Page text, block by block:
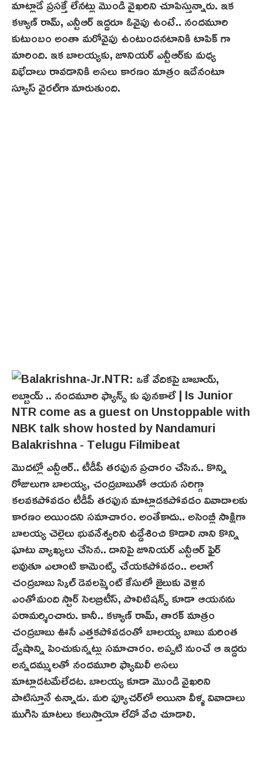
మాట్లాడే ప్రసక్తే లేనట్లు మొండి వైఖరిని చూపిస్తున్నారు. ఇక
కళ్యాణ్ రామ్, ఎన్టీఆర్ ఇద్దరూ ఓవైపు ఉంటే.. నందమూరి
కుటుంబం అంతా మరోవైపు ఉంటుంద‌న‌టానికి టాపిక్ గా
మారింది. ఇక‌ బాలయ్యకు, జూనియర్ ఎన్టీఆర్‌కు మధ్య
విభేదాలు రావడానికి అసలు కారణం మాత్రం ఇదేనంటూ
స్యూస్ వైర‌ల్‌గా మారుతుంది.
మొదట్లో ఎన్టీఆర్.. టీడీపీ తరఫున ప్రచారం చేసిన.. కొన్ని
రోజులుగా బాలయ్య, చంద్రబాబుతో ఆయన సరిగ్గా
కలవకపోవడం టీడీపీ తరఫున మాట్లాడకపోవడం వివాదాల‌కు
కార‌ణం అయిందని సమాచారం. అంతేకాదు.. అసెంబ్లీ సాక్షిగా
బాలయ్య చెల్లెలు భువనేశ్వరిని ఉద్దేశించి కొడాలి నాని కొన్ని
ఘాటు వ్యాఖ్యలు చేసిన.. దానిపై జూనియర్ ఎన్టీఆర్ ఫైర్
అవుతూ ఎలాంటి కామెంట్స్ చేయకపోవడం.. అలాగే
చంద్రబాబు స్కిల్ డెవలప్మెంట్ కేసులో జైలుకు వెళ్లిన
ఎంతోమంది స్టార్ సెలబ్రిటీస్, పొలిటిషన్స్ కూడా ఆయనను
పరామర్శించారు. కానీ.. కళ్యాణ్ రామ్, తారక్ మాత్రం
చంద్రబాబు ఊసే ఎత్తకపోవడంతో బాలయ్య బాబు మరింత
ద్వేషాన్ని పెంచుకున్నట్లు సమాచారం. అప్పటి నుంచే ఆ ఇద్దరు
అన్నదమ్ములతో నందమూరి ఫ్యామిలీ అసలు
మాట్లాడట‌మేలేదట. బాలయ్య కూడా మొండి వైఖరిని
పాటిస్తూనే ఉన్నాడు. మరి ఫ్యూచర్‌లో అయినా వీళ్ళ వివాదాలు
ముగిసి మాటలు కలుస్తాయో లేదో వేచి చూడాలి.